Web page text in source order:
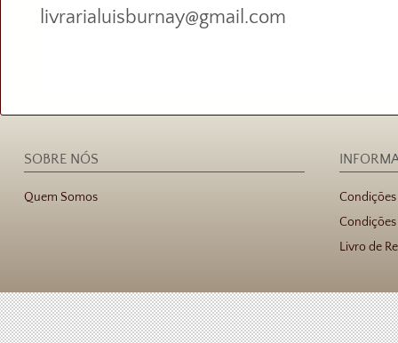
livrarialuisburnay@gmail.com
SOBRE NÓS
Quem Somos
Condições
Livro de